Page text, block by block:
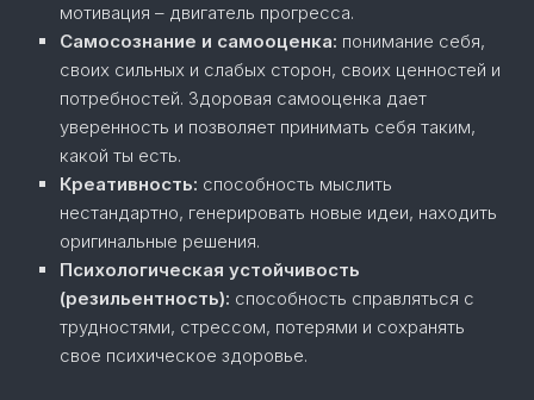
мотивация – двигатель прогресса.
Самосознание и самооценка: понимание себя,
своих сильных и слабых сторон, своих ценностей и
потребностей. Здоровая самооценка дает
уверенность и позволяет принимать себя таким,
какой ты есть.
Креативность: способность мыслить
нестандартно, генерировать новые идеи, находить
оригинальные решения.
Психологическая устойчивость
(резильентность): способность справляться с
трудностями, стрессом, потерями и сохранять
свое психическое здоровье.